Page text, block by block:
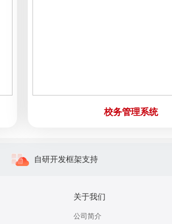
校务管理系统
自研开发框架支持
关于我们
公司简介